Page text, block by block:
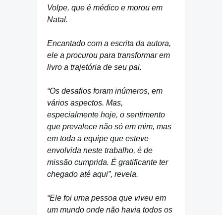
Volpe, que é médico e morou em
Natal.
Encantado com a escrita da autora,
ele a procurou para transformar em
livro a trajetória de seu pai.
“Os desafios foram inúmeros, em
vários aspectos. Mas,
especialmente hoje, o sentimento
que prevalece não só em mim, mas
em toda a equipe que esteve
envolvida neste trabalho, é de
missão cumprida. É gratificante ter
chegado até aqui”, revela.
“Ele foi uma pessoa que viveu em
um mundo onde não havia todos os